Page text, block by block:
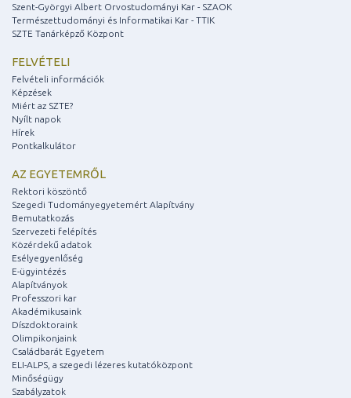
Szent-Györgyi Albert Orvostudományi Kar - SZAOK
Természettudományi és Informatikai Kar - TTIK
SZTE Tanárképző Központ
FELVÉTELI
Felvételi információk
Képzések
Miért az SZTE?
Nyílt napok
Hírek
Pontkalkulátor
AZ EGYETEMRŐL
Rektori köszöntő
Szegedi Tudományegyetemért Alapítvány
Bemutatkozás
Szervezeti felépítés
Közérdekű adatok
Esélyegyenlőség
E-ügyintézés
Alapítványok
Professzori kar
Akadémikusaink
Díszdoktoraink
Olimpikonjaink
Családbarát Egyetem
ELI-ALPS, a szegedi lézeres kutatóközpont
Minőségügy
Szabályzatok